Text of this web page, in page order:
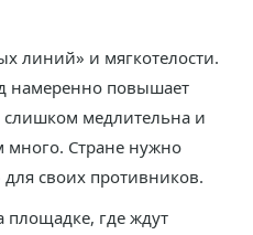
линий» и мягкотелости.
намеренно повышает
слишком медлительна и
много. Стране нужно
своих противников.
площадке, где ждут